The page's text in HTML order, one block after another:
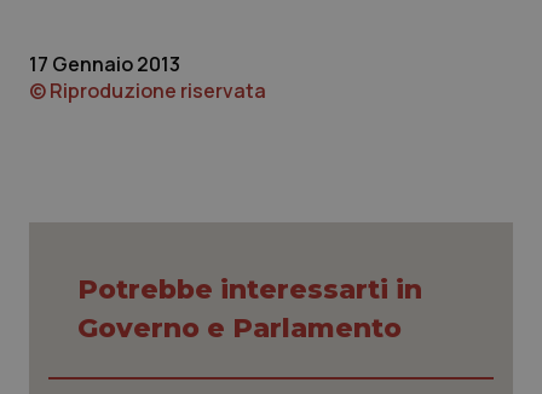
Lazio
Marche
Diabete & glucometri
Donna & Salute
17 Gennaio 2013
© Riproduzione riservata
Potrebbe interessarti in
Governo e Parlamento